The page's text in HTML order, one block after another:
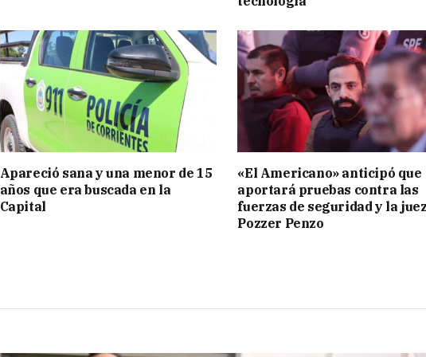
Apareció sana y una menor de 15
años que era buscada en la
Capital
«El Americano» anticipó que
aportará pruebas contra las
fuerzas de seguridad y la
Pozzer Penzo